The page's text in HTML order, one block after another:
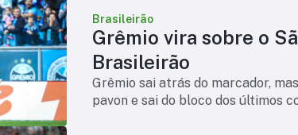
Brasileirão
Grêmio vira sobre o
Brasileirão
Grêmio sai atrás do marcador,
pavon e sai do bloco dos últimos